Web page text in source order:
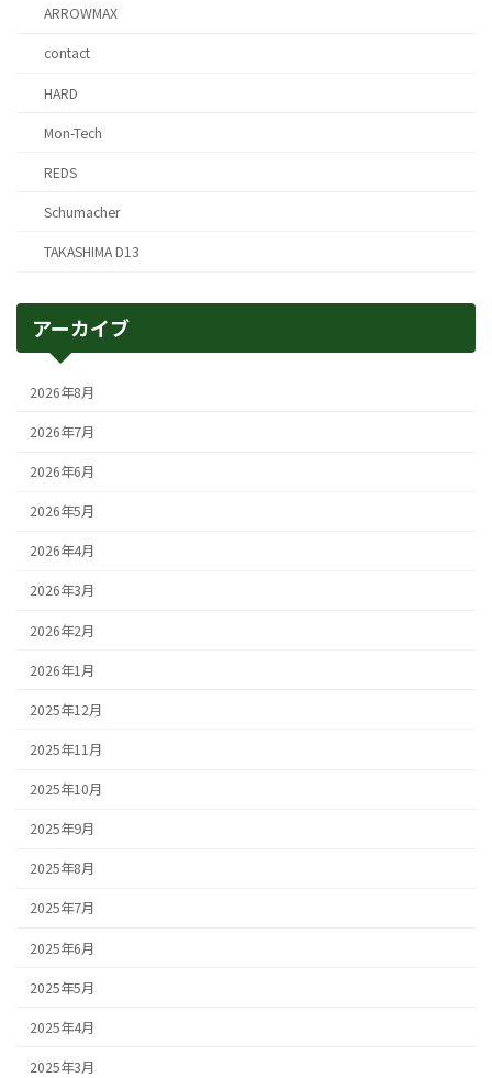
ARROWMAX
contact
HARD
Mon-Tech
REDS
Schumacher
TAKASHIMA D13
アーカイブ
2026年8月
2026年7月
2026年6月
2026年5月
2026年4月
2026年3月
2026年2月
2026年1月
2025年12月
2025年11月
2025年10月
2025年9月
2025年8月
2025年7月
2025年6月
2025年5月
2025年4月
2025年3月